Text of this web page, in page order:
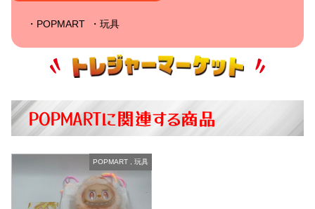
POPMART 玩具
POPMARTに関連する商品
POPMART, 玩具